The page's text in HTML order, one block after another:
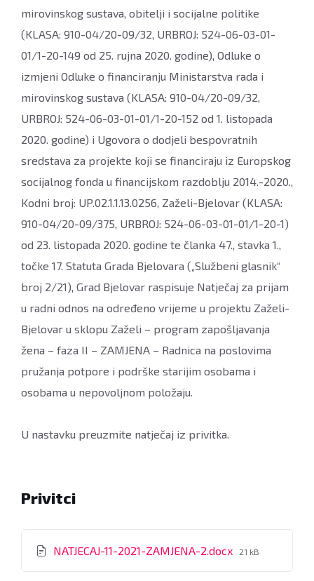
mirovinskog sustava, obitelji i socijalne politike
(KLASA: 910-04/20-09/32, URBROJ: 524-06-03-01-
01/1-20-149 od 25. rujna 2020. godine), Odluke o
izmjeni Odluke o financiranju Ministarstva rada i
mirovinskog sustava (KLASA: 910-04/20-09/32,
URBROJ: 524-06-03-01-01/1-20-152 od 1. listopada
2020. godine) i Ugovora o dodjeli bespovratnih
sredstava za projekte koji se financiraju iz Europskog
socijalnog fonda u financijskom razdoblju 2014.-2020.,
Kodni broj: UP.02.1.1.13.0256, Zaželi-Bjelovar (KLASA:
910-04/20-09/375, URBROJ: 524-06-03-01-01/1-20-1)
od 23. listopada 2020. godine te članka 47., stavka 1.,
točke 17. Statuta Grada Bjelovara („Službeni glasnik“
broj 2/21), Grad Bjelovar raspisuje Natječaj za prijam
u radni odnos na određeno vrijeme u projektu Zaželi-
Bjelovar u sklopu Zaželi – program zapošljavanja
žena – faza II – ZAMJENA – Radnica na poslovima
pružanja potpore i podrške starijim osobama i
osobama u nepovoljnom položaju.
U nastavku preuzmite natječaj iz privitka.
Privitci
NATJECAJ-11-2021-ZAMJENA-2.docx File
21 kB